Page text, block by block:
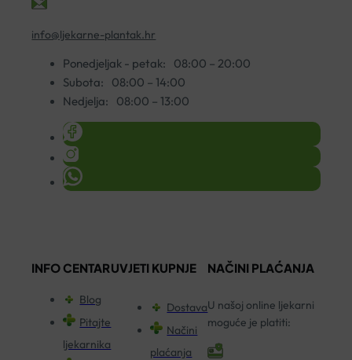
info@ljekarne-plantak.hr
Ponedjeljak - petak:
08:00 – 20:00
Subota:
08:00 – 14:00
Nedjelja:
08:00 – 13:00
INFO CENTAR
Blog
Pitajte
ljekarnika
UVJETI KUPNJE
Dostava
Načini
plaćanja
NAČINI PLAĆANJA
U našoj online ljekarni
moguće je platiti: